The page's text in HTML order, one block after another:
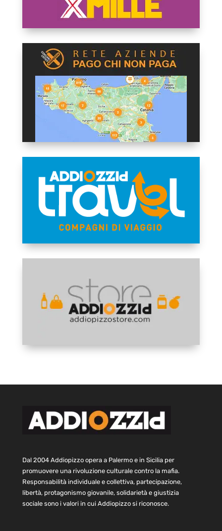
Dal 2004 Addiopizzo opera a Palermo e in Sicilia per
promuovere una rivoluzione culturale contro la mafia.
Responsabilità individuale e collettiva, partecipazione,
libertà, protagonismo giovanile, solidarietà e giustizia
sociale sono i valori in cui Addiopizzo si riconosce.